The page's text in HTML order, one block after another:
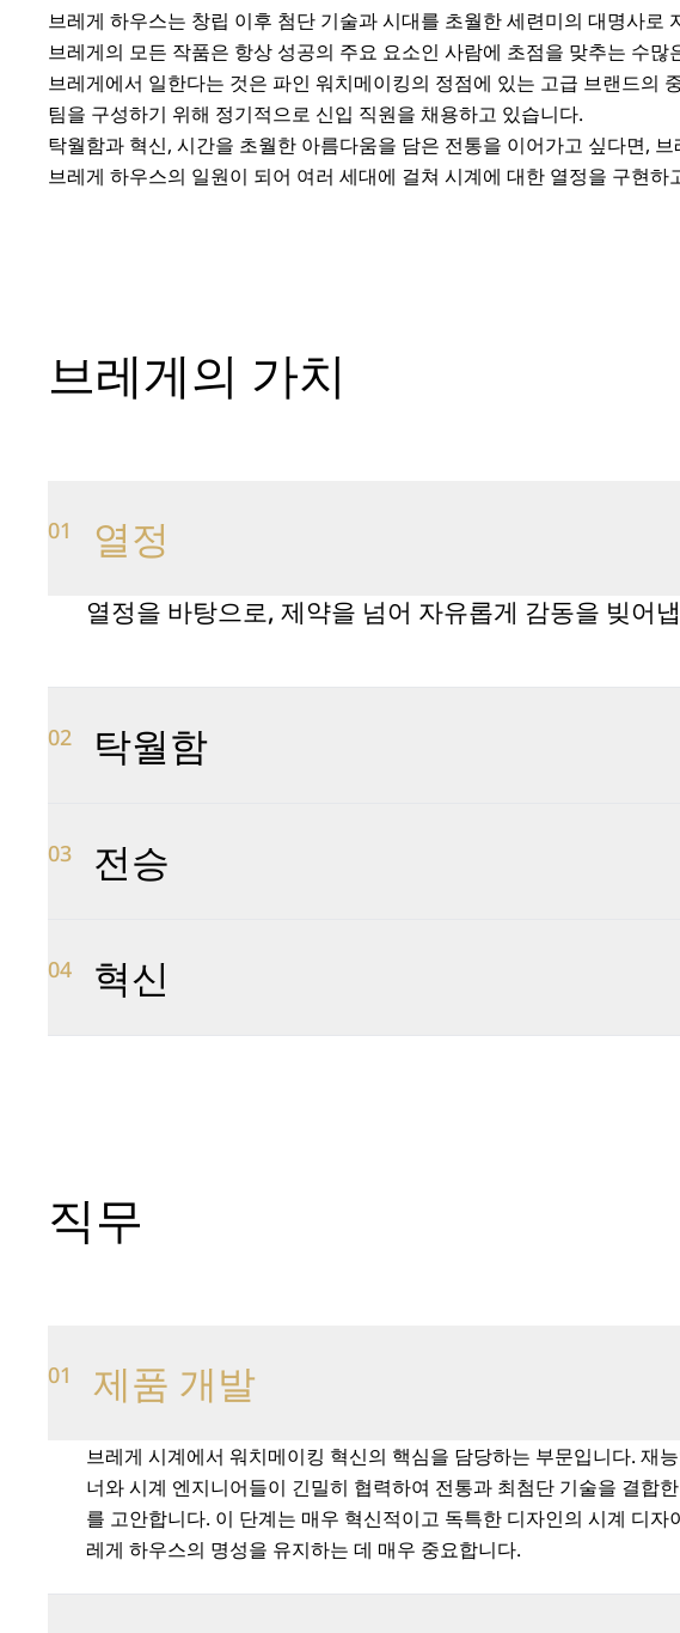
브레게 하우스는 창립 이후 첨단 기술과 시대를 초월한 세련미의 대명사
브레게의 모든 작품은 항상 성공의 주요 요소인 사람에 초점을 맞추는 수
브레게에서 일한다는 것은 파인 워치메이킹의 정점에 있는 고급 브랜드의
팀을 구성하기 위해 정기적으로 신입 직원을 채용하고 있습니다.
탁월함과 혁신, 시간을 초월한 아름다움을 담은 전통을 이어가고 싶다면,
브레게 하우스의 일원이 되어 여러 세대에 걸쳐 시계에 대한 열정을 구현
브레게의 가치
01 열정
열정을 바탕으로, 제약을 넘어 자유롭게 감동을 빚어
02 탁월함
03 전승
켜 나갑니다.
04 혁신
직무
01 제품 개발
브레게 시계에서 워치메이킹 혁신의 핵심을 담당하는 부문입니다. 재
너와 시계 엔지니어들이 긴밀히 협력하여 전통과 최첨단 기술을 결합
를 고안합니다. 이 단계는 매우 혁신적이고 독특한 디자인의 시계 디자
레게 하우스의 명성을 유지하는 데 매우 중요합니다.